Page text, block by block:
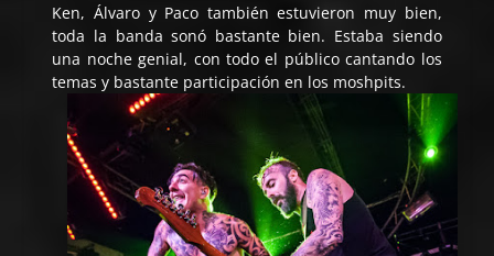
Ken, Álvaro y Paco también estuvieron muy bien,
toda la banda sonó bastante bien. Estaba siendo
una noche genial, con todo el público cantando los
temas y bastante participación en los moshpits.